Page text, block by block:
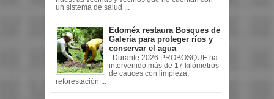
un sistema de salud ...
Edoméx restaura Bosques de
Galería para proteger ríos y
conservar el agua
Durante 2026 PROBOSQUE ha
intervenido más de 17 kilómetros
de cauces con limpieza,
reforestación ...